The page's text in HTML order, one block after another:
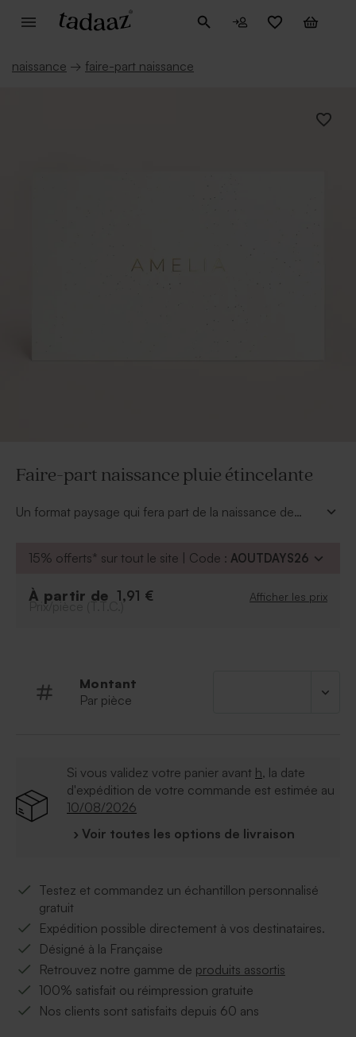
naissance → faire-part naissance
Faire-part naissance pluie étincelante
Un format paysage qui fera part de la naissance de
de vos proches.
15% offerts* sur tout le site | Code : AOUTDAYS26
À partir de 1,91 € Afficher les prix
Prix/pièce (T.T.C.)
Montant
Par pièce
Si vous validez votre panier avant h, la date
d'expédition de votre commande est estimée au
10/08/2026
› Voir toutes les options de livraison
Testez et commandez un échantillon personnalisé
gratuit
Expédition possible directement à vos destinataires.
Désigné à la Française
Retrouvez notre gamme de produits assortis
100% satisfait ou réimpression gratuite
Nos clients sont satisfaits depuis 60 ans